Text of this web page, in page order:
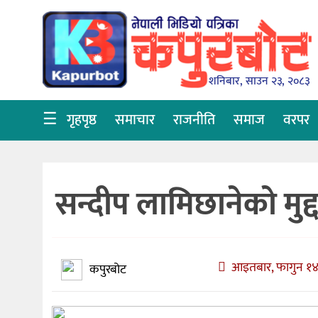
समाचार
राजनीति
समाज
शनिबार, साउन २३, २०८३
☰ गृहपृष्ठ समाचार राजनीति समाज वरपर
सन्दीप लामिछानेको
कपुरबोट आइतबार, फागुन